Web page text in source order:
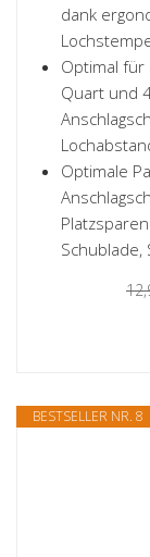
dank
Optimal für
Quart und
Optimale
Schublade,
BESTSELLER NR. 8